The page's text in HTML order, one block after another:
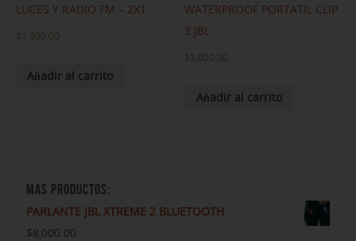
LUCES Y RADIO FM – 2X1
$ 1,900.00
Añadir al carrito
WATERPROOF PORTATIL CLIP
3 JBL
$3,000.00
Añadir al carrito
MAS PRODUCTOS:
PARLANTE JBL XTREME 2 BLUETOOTH
$8,000.00